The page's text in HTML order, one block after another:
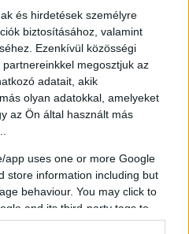
és hirdetések személyre
biztosításához, valamint
Ezenkívül közösségi
megosztjuk az
adatait, akik
olyan adatokkal, amelyeket
az Ön által használt más
app uses one or more Google
store information including but
behaviour. You may click to
and its third-party tags to
purposes in below Google